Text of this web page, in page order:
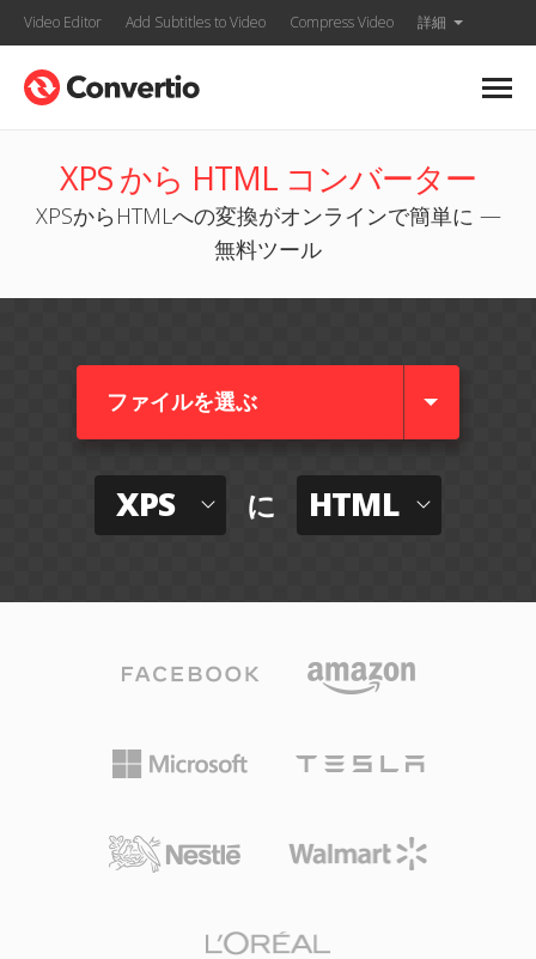
Video Editor Add Subtitles to Video Compress Video 詳細
XPS から HTML コンバーター
XPSからHTMLへの変換がオンラインで簡単に —
無料ツール
ファイルを選ぶ
XPS に HTML